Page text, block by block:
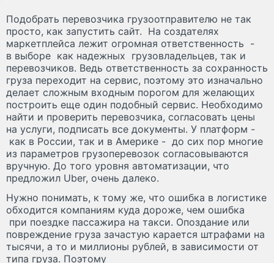
Подобрать перевозчика грузоотправителю не так
просто, как запустить сайт. На создателях
маркетплейса лежит огромная ответственность -
в выборе как надежных грузовладельцев, так и
перевозчиков. Ведь ответственность за сохранность
груза переходит на сервис, поэтому это изначально
делает сложным входным порогом для желающих
построить еще один подобный сервис. Необходимо
найти и проверить перевозчика, согласовать цены
на услуги, подписать все документы. У платформ -
как в России, так и в Америке - до сих пор многие
из параметров грузоперевозок согласовываются
вручную. До того уровня автоматизации, что
предложил Uber, очень далеко.
Нужно понимать, к тому же, что ошибка в логистике
обходится компаниям куда дороже, чем ошибка
при поездке пассажира на такси. Опоздание или
повреждение груза зачастую карается штрафами на
тысячи, а то и миллионы рублей, в зависимости от
типа груза. Поэтому